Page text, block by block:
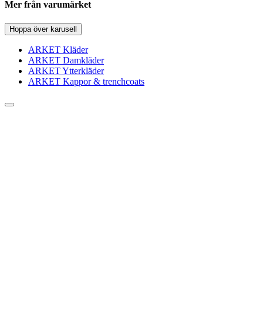
Mer från varumärket
Hoppa över karusell
ARKET Kläder
ARKET Damkläder
ARKET Ytterkläder
ARKET Kappor & trenchcoats